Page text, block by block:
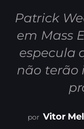
Patrick
em Mass
especula
não terão
Vitor